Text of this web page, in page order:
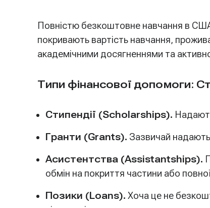
Повністю безкоштовне навчання в США
покривають вартість навчання,
академічними досягненнями та
Типи фінансової допомоги:
Стипендії (Scholarships).
Гранти (Grants). Зазвичай
Асистентства (Assistantships).
обмін на покриття частини або
Позики (Loans). Хоча це не